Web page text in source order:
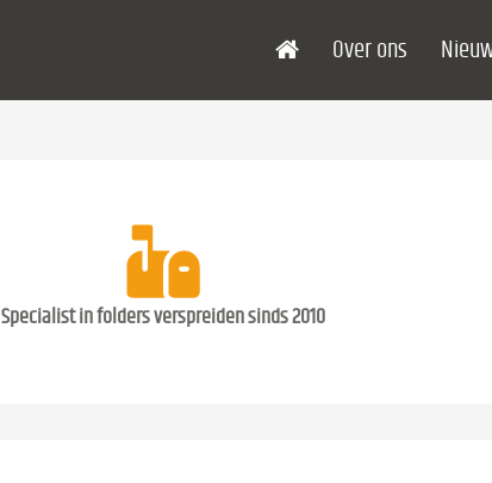
Over ons
Specialist in folders verspreiden sinds 2010